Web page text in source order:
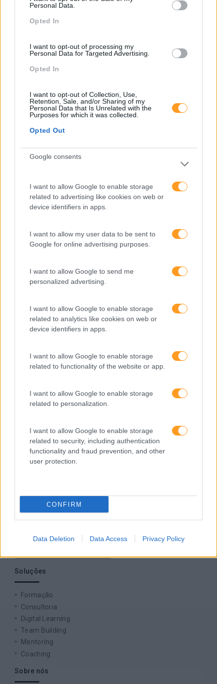
Personal Data.
Opted In
I want to opt-out of processing my
Personal Data for Targeted Advertising.
Opted In
I want to opt-out of Collection, Use,
Retention, Sale, and/or Sharing of my
Personal Data that Is Unrelated with the
Purposes for which it was collected.
Opted Out
Google consents
I want to allow Google to enable storage
related to advertising like cookies on web or
device identifiers in apps.
I want to allow my user data to be sent to
Google for online advertising purposes.
I want to allow Google to send me
personalized advertising.
I want to allow Google to enable storage
related to analytics like cookies on web or
device identifiers in apps.
I want to allow Google to enable storage
related to functionality of the website or app.
I want to allow Google to enable storage
related to personalization.
I want to allow Google to enable storage
related to security, including authentication
functionality and fraud prevention, and other
user protection.
CONFIRM
Data Deletion Data Access Privacy Policy
Venha conversar connosco acerca de como podemos
Formações ajustadas
MEDIDA
Provocamos e aceleramos processos de mudança com a
implementação e desenvolvimento de soluções
pragmáticas orientadas para os resultados
SKOLAE Formação
Somos a filial portuguesa do grupo SKOLAE Formation,
Soluções
Formação
Consultoria
Digital Learning
Team Building
Mentoring
Coaching
Sobre nós